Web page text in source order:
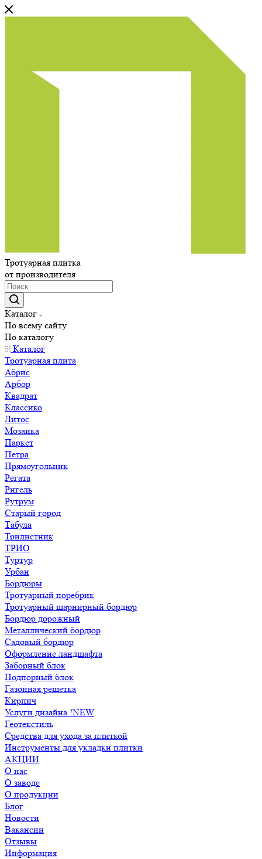
Тротуарная плитка
от производителя
Каталог
По всему сайту
По каталогу
Каталог
Тротуарная плита
Абрис
Арбор
Квадрат
Классико
Литос
Мозаика
Паркет
Петра
Прямоугольник
Регата
Ригель
Рутрум
Старый город
Табула
Трилистник
ТРИО
Туртур
Урбан
Бордюры
Тротуарный поребрик
Тротуарный шарнирный бордюр
Бордюр дорожный
Металлический бордюр
Садовый бордюр
Оформление ландшафта
Заборный блок
Подпорный блок
Газонная решетка
Кирпич
Услуги дизайна !NEW
Геотекстиль
Средства для ухода за плиткой
Инструменты для укладки плитки
АКЦИИ
О нас
О заводе
О продукции
Блог
Новости
Вакансии
Отзывы
Информация